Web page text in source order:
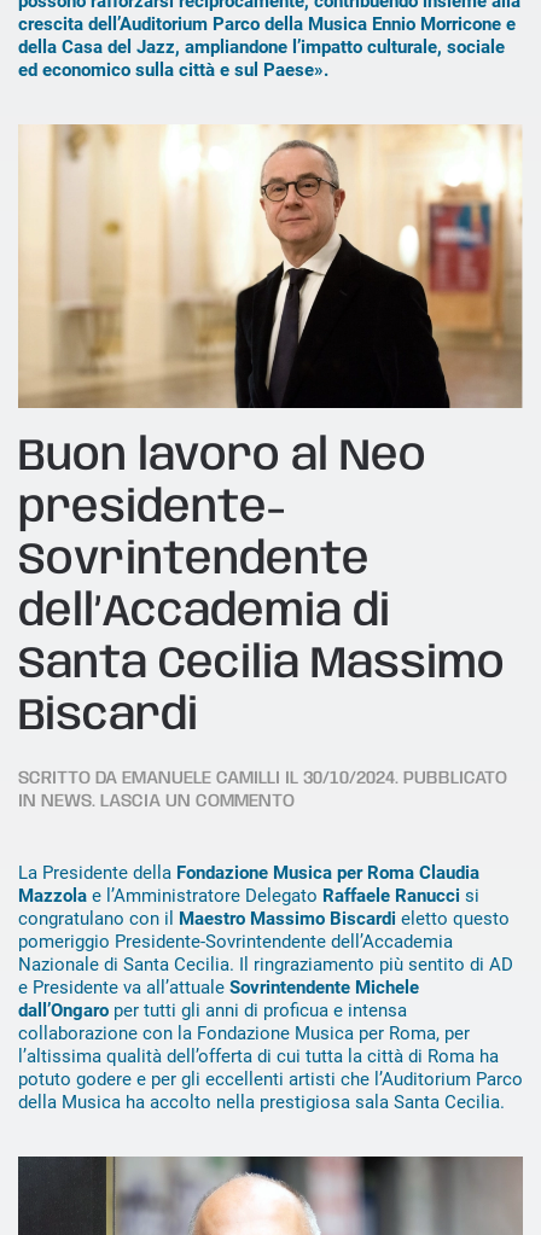
crescita dell’Auditorium Parco della Musica Ennio Morricone e
della Casa del Jazz, ampliandone l’impatto culturale, sociale
ed economico sulla città e sul Paese».
Buon lavoro al Neo
presidente-
Sovrintendente
dell’Accademia di
Santa Cecilia Massimo
Biscardi
SCRITTO DA EMANUELE CAMILLI IL 30/10/2024. PUBBLICATO
IN NEWS. LASCIA UN COMMENTO
La Presidente della Fondazione Musica per Roma Claudia
Mazzola e l’Amministratore Delegato Raffaele Ranucci si
congratulano con il
Maestro Massimo Biscardi eletto questo
pomeriggio Presidente-Sovrintendente dell’Accademia
Nazionale di Santa Cecilia. Il ringraziamento più sentito di AD
e Presidente va all’attuale Sovrintendente Michele
dall’Ongaro per tutti gli anni di proficua e intensa
collaborazione con la Fondazione Musica per Roma, per
l’altissima qualità dell’offerta di cui tutta la città di Roma ha
potuto godere e per gli eccellenti artisti che l’Auditorium Parco
della Musica ha accolto nella prestigiosa sala Santa Cecilia.